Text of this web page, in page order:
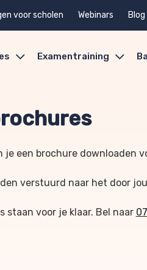
voor scholen Webinars Blog
Examentraining
een brochure downloaden
verstuurd naar het door
staan voor je klaar. Bel naar